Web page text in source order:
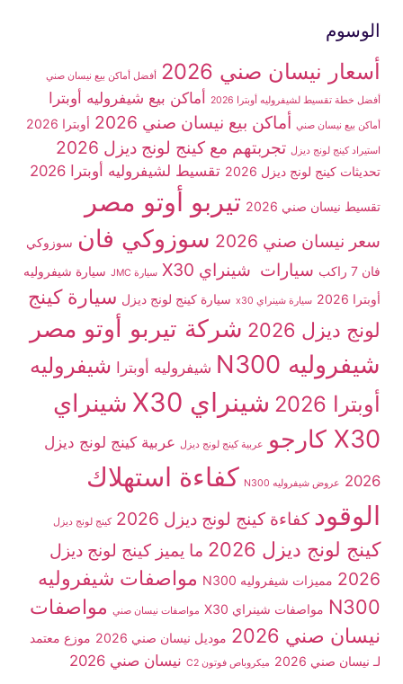
الوسوم
أسعار نيسان صني 2026 أفضل أماكن بيع نيسان صني
أفضل خطة تقسيط لشيفروليه أوبترا 2026 أماكن بيع شيفروليه أوبترا
أماكن بيع نيسان صني أماكن بيع نيسان صني 2026 أوبترا 2026
استيراد كينج لونج ديزل تجربتهم مع كينج لونج ديزل 2026
تحديثات كينج لونج ديزل 2026 تقسيط لشيفروليه أوبترا 2026
تقسيط نيسان صني 2026 تيربو أوتو مصر
سعر نيسان صني 2026 سوزوكي فان سوزوكي
فان 7 راكب
سيارات شينراي X30 سيارة JMC
سيارة شيفروليه
أوبترا 2026
سيارة شينراي x30 سيارة كينج لونج ديزل سيارة كينج
لونج ديزل 2026
شركة تيربو أوتو مصر
شيفروليه N300
شيفروليه أوبترا شيفروليه
أوبترا 2026
شينراي X30
شينراي
X30 كارجو
عربية كينج لونج ديزل عربية كينج لونج ديزل
2026 عروض شيفروليه N300
كفاءة استهلاك
الوقود كفاءة كينج لونج ديزل 2026 كينج لونج ديزل
كينج لونج ديزل 2026
ما يميز كينج لونج ديزل
2026 مميزات شيفروليه N300
مواصفات شيفروليه
N300 مواصفات شينراي X30 مواصفات نيسان صني مواصفات
نيسان صني 2026
موديل نيسان صني 2026
موزع معتمد
لـ نيسان صني 2026
ميكروباص فوتون C2 نيسان صني 2026